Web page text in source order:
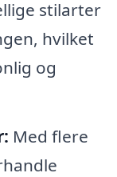
stilarter
hvilket
og
Med flere